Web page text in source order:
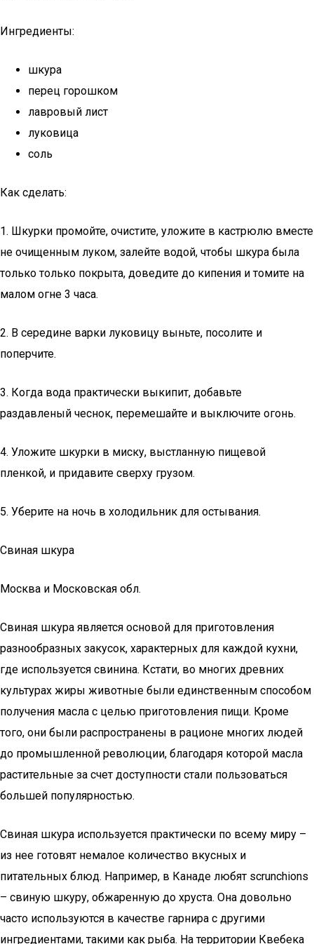
Ингредиенты:
шкура
перец горошком
лавровый лист
луковица
соль
Как сделать:
1. Шкурки промойте, очистите, уложите в кастрюлю вместе
не очищенным луком, залейте водой, чтобы шкура была
только только покрыта, доведите до кипения и томите на
малом огне 3 часа.
2. В середине варки луковицу выньте, посолите и
поперчите.
3. Когда вода практически выкипит, добавьте
раздавленый чеснок, перемешайте и выключите огонь.
4. Уложите шкурки в миску, выстланную пищевой
пленкой, и придавите сверху грузом.
5. Уберите на ночь в холодильник для остывания.
Свиная шкура
Москва и Московская обл.
Свиная шкура является основой для приготовления
разнообразных закусок, характерных для каждой кухни,
где используется свинина. Кстати, во многих древних
культурах жиры животные были единственным способом
получения масла с целью приготовления пищи. Кроме
того, они были распространены в рационе многих людей
до промышленной революции, благодаря которой масла
растительные за счет доступности стали пользоваться
большей популярностью.
Свиная шкура используется практически по всему миру –
из нее готовят немалое количество вкусных и
питательных блюд. Например, в Канаде любят scrunchions
– свиную шкуру, обжаренную до хруста. Она довольно
часто используются в качестве гарнира с другими
ингредиентами, такими как рыба. На территории Квебека